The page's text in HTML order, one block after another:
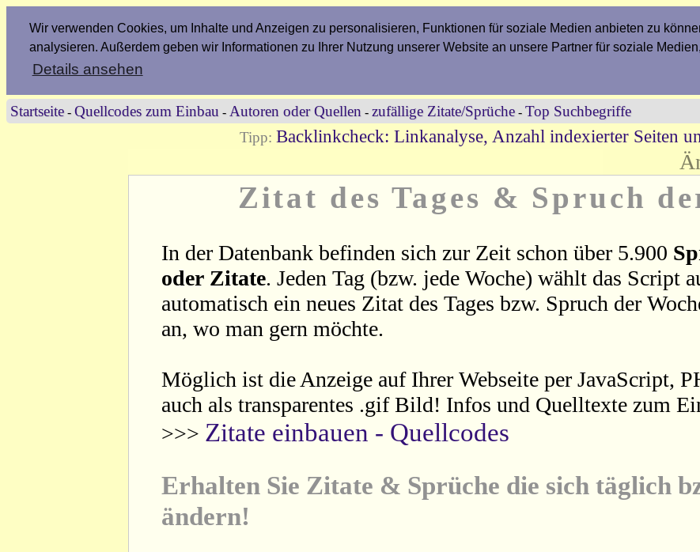
Wir verwenden Cookies, um Inhalte und Anzeigen zu personalisieren, Funktionen für soziale Medien anbieten zu
analysieren. Außerdem geben wir Informationen zu Ihrer Nutzung unserer Website an unsere Partner für soziale
Details ansehen
Startseite - Quellcodes zum Einbau - Autoren oder Quellen - zufällige Zitate/Sprüche - Top Suchbegriffe
Tipp: Backlinkcheck: Linkanalyse, Anzahl indexierter Seiten
Zitat des Tages & Spruch
In der Datenbank befinden sich zur Zeit schon über 5.900
oder Zitate. Jeden Tag (bzw. jede Woche) wählt das Script
automatisch ein neues Zitat des Tages bzw. Spruch der
an, wo man gern möchte.
Möglich ist die Anzeige auf Ihrer Webseite per JavaScript,
auch als transparentes .gif Bild! Infos und Quelltexte zum
>>> Zitate einbauen - Quellcodes
Erhalten Sie Zitate & Sprüche die sich täglich
ändern!